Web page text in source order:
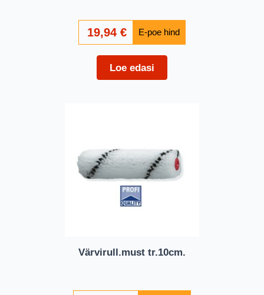
19,94 €
Loe edasi
Värvirull.must tr.10cm.